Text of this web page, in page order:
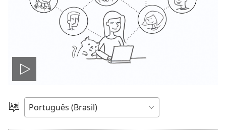
Reproduzir
vídeo
Escolher
idioma